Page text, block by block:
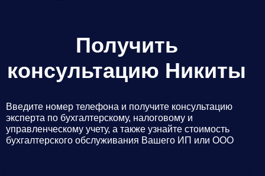
Получить
консультацию Никиты
Введите номер телефона и получите консультацию
эксперта по бухгалтерскому, налоговому и
управленческому учету, а также узнайте стоимость
бухгалтерского обслуживания Вашего ИП или ООО